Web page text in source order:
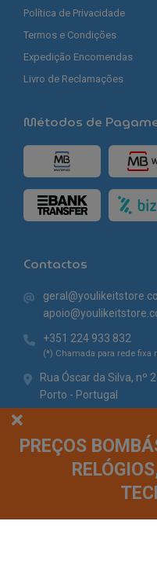
PREÇOS
Política de Privacidade
Termos e Condições
Expedição Encomendas
Livro de Reclamações
Métodos de
Contactos
+351 224 933 832
(*) Chamada para rede fixa
Rua Óscar da Silva, nº
Porto - Portugal